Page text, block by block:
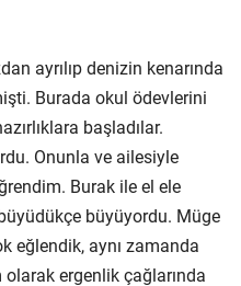
ayrılıp denizin kenarında
Burada okul ödevlerini
başladılar.
Onunla ve ailesiyle
Burak ile el ele
büyüyordu. Müge
eğlendik, aynı zamanda
olarak ergenlik çağlarında